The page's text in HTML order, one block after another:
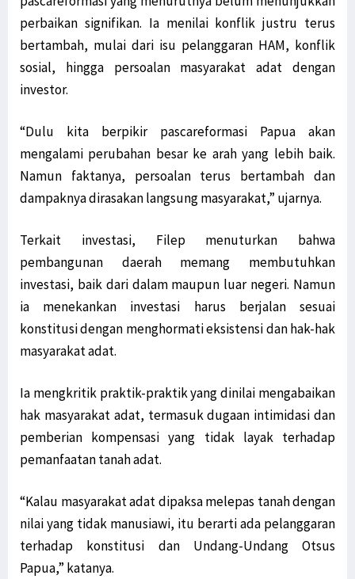
perbaikan signifikan. Ia menilai konflik justru terus
bertambah, mulai dari isu pelanggaran HAM, konflik
sosial, hingga persoalan masyarakat adat dengan
investor.
“Dulu kita berpikir pascareformasi Papua akan
mengalami perubahan besar ke arah yang lebih baik.
Namun faktanya, persoalan terus bertambah dan
dampaknya dirasakan langsung masyarakat,” ujarnya.
Terkait investasi, Filep menuturkan bahwa
pembangunan daerah memang membutuhkan
investasi, baik dari dalam maupun luar negeri. Namun
ia menekankan investasi harus berjalan sesuai
konstitusi dengan menghormati eksistensi dan hak-hak
masyarakat adat.
Ia mengkritik praktik-praktik yang dinilai mengabaikan
hak masyarakat adat, termasuk dugaan intimidasi dan
pemberian kompensasi yang tidak layak terhadap
pemanfaatan tanah adat.
“Kalau masyarakat adat dipaksa melepas tanah dengan
nilai yang tidak manusiawi, itu berarti ada pelanggaran
terhadap konstitusi dan Undang-Undang Otsus
Papua,” katanya.